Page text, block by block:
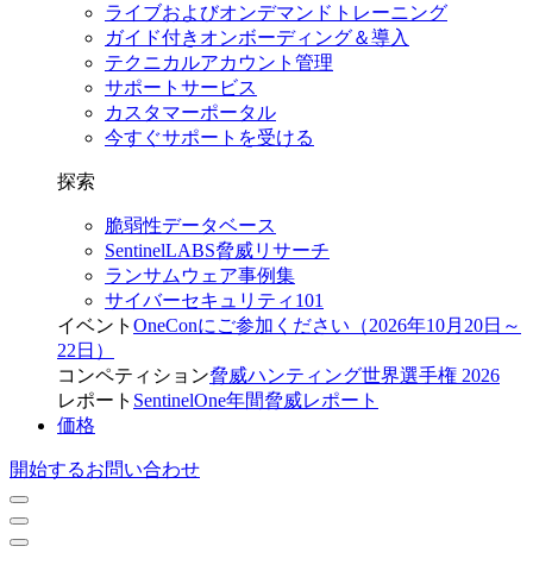
ライブおよびオンデマンドトレーニング
ガイド付きオンボーディング＆導入
テクニカルアカウント管理
サポートサービス
カスタマーポータル
今すぐサポートを受ける
探索
脆弱性データベース
SentinelLABS脅威リサーチ
ランサムウェア事例集
サイバーセキュリティ101
イベント OneConにご参加ください（2026年10月20日～
22日）
コンペティション脅威ハンティング世界選手権 2026
レポート SentinelOne年間脅威レポート
価格
開始するお問い合わせ